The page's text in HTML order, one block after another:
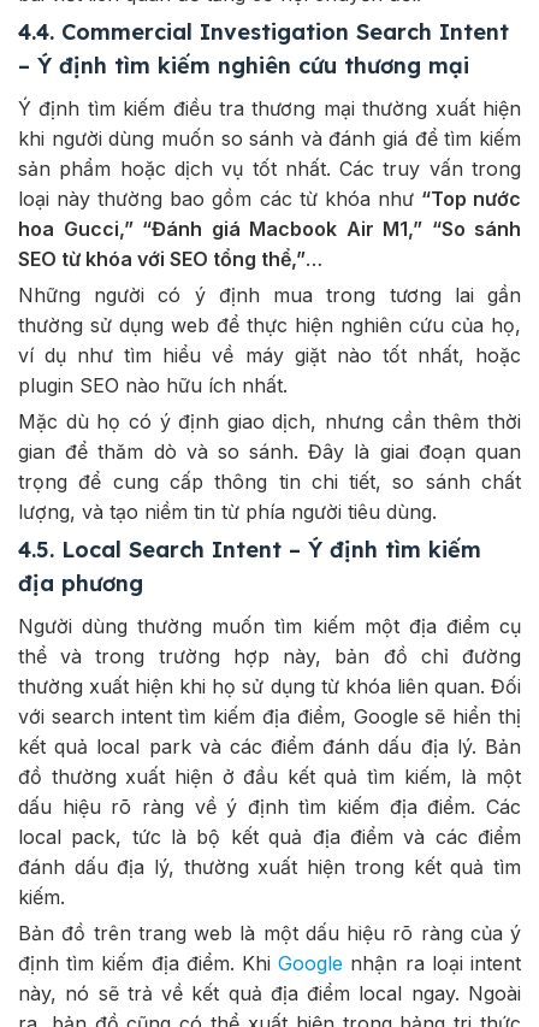
4.4. Commercial Investigation Search Intent
– Ý định tìm kiếm nghiên cứu thương mại
Ý định tìm kiếm điều tra thương mại thường xuất hiện
khi người dùng muốn so sánh và đánh giá để tìm kiếm
sản phẩm hoặc dịch vụ tốt nhất. Các truy vấn trong
loại này thường bao gồm các từ khóa như “Top nước
hoa Gucci,” “Đánh giá Macbook Air M1,” “So sánh
SEO từ khóa với SEO tổng thể,”…
Những người có ý định mua trong tương lai gần
thường sử dụng web để thực hiện nghiên cứu của họ,
ví dụ như tìm hiểu về máy giặt nào tốt nhất, hoặc
plugin SEO nào hữu ích nhất.
Mặc dù họ có ý định giao dịch, nhưng cần thêm thời
gian để thăm dò và so sánh. Đây là giai đoạn quan
trọng để cung cấp thông tin chi tiết, so sánh chất
lượng, và tạo niềm tin từ phía người tiêu dùng.
4.5. Local Search Intent – Ý định tìm kiếm
địa phương
Người dùng thường muốn tìm kiếm một địa điểm cụ
thể và trong trường hợp này, bản đồ chỉ đường
thường xuất hiện khi họ sử dụng từ khóa liên quan. Đối
với search intent tìm kiếm địa điểm, Google sẽ hiển thị
kết quả local park và các điểm đánh dấu địa lý. Bản
đồ thường xuất hiện ở đầu kết quả tìm kiếm, là một
dấu hiệu rõ ràng về ý định tìm kiếm địa điểm. Các
local pack, tức là bộ kết quả địa điểm và các điểm
đánh dấu địa lý, thường xuất hiện trong kết quả tìm
kiếm.
Bản đồ trên trang web là một dấu hiệu rõ ràng của ý
định tìm kiếm địa điểm. KhiGoogle nhận ra loại intent
này, nó sẽ trả về kết quả địa điểm local ngay. Ngoài